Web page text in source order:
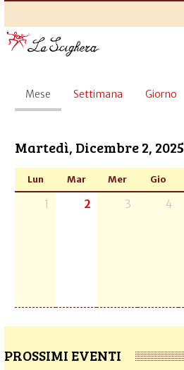
Schede
primarie
Mese (scheda
attiva)
Settimana Giorno
Martedì, Dicembre 2, 2025
Lun Mar Mer Gio
1 2 3 4
PROSSIMI EVENTI